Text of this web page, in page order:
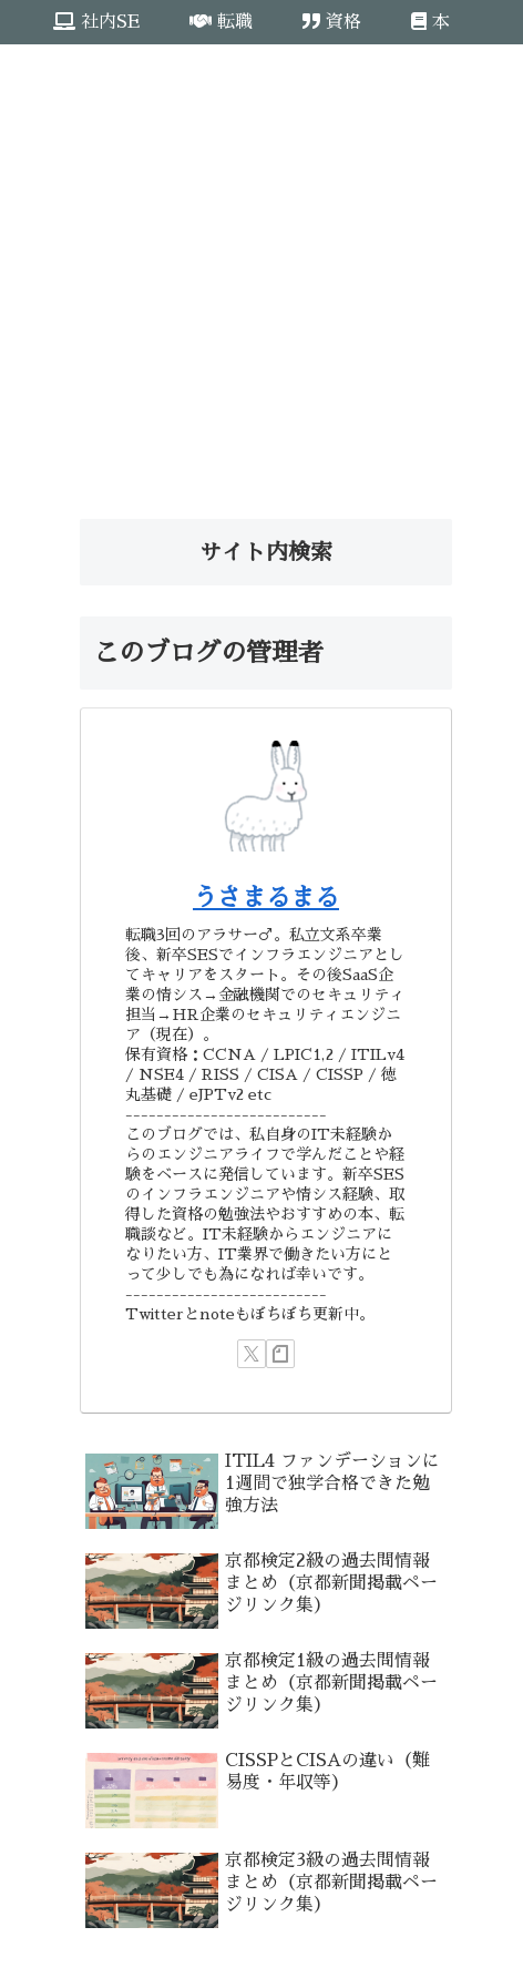
社内SE 転職 資格 本
サイト内検索
このブログの管理者
うさまるまる
転職3回のアラサー♂。私立文系卒業
後、新卒SESでインフラエンジニアとし
てキャリアをスタート。その後SaaS企
業の情シス→金融機関でのセキュリティ
担当→HR企業のセキュリティエンジニ
ア（現在）。
保有資格：CCNA / LPIC1,2 / ITILv4
/ NSE4 / RISS / CISA / CISSP / 徳
丸基礎 / eJPTv2 etc
--------------------------
このブログでは、私自身のIT未経験か
らのエンジニアライフで学んだことや経
験をベースに発信しています。新卒SES
のインフラエンジニアや情シス経験、取
得した資格の勉強法やおすすめの本、転
職談など。IT未経験からエンジニアに
なりたい方、IT業界で働きたい方にと
って少しでも為になれば幸いです。
--------------------------
Twitterとnoteもぼちぼち更新中。
ITIL4 ファンデーションに
1週間で独学合格できた勉
強方法
京都検定2級の過去問情報
まとめ（京都新聞掲載ペー
ジリンク集）
京都検定1級の過去問情報
まとめ（京都新聞掲載ペー
ジリンク集）
CISSPとCISAの違い（難
易度・年収等）
京都検定3級の過去問情報
まとめ（京都新聞掲載ペー
ジリンク集）